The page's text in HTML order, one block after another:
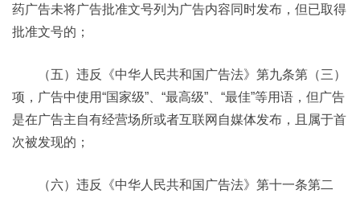
药广告未将广告批准文号列为广告内容同时发布，但已取得
批准文号的；
（五）违反《中华人民共和国广告法》第九条第（三）
项，广告中使用“国家级”、“最高级”、“最佳”等用语，但广告
是在广告主自有经营场所或者互联网自媒体发布，且属于首
次被发现的；
（六）违反《中华人民共和国广告法》第十一条第二